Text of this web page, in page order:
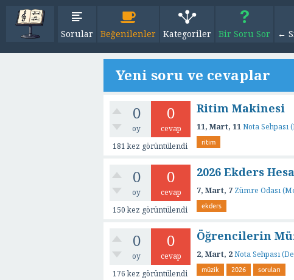
Sorular Beğenilenler Kategoriler Bir Soru Sor ←
Yeni soru ve cevaplar
0
oy
0
cevap
181kez görüntülendi
Ritim Makinesi
11, Mart, 11Nota
ritim
0
oy
0
cevap
150kez görüntülendi
2026 Ekders
7, Mart, 7 Zümre Odası
ekders
0
oy
0
cevap
176kez görüntülendi
Öğrencilerin
2, Mart, 2Nota Sehpası
müzik 2026 soruları